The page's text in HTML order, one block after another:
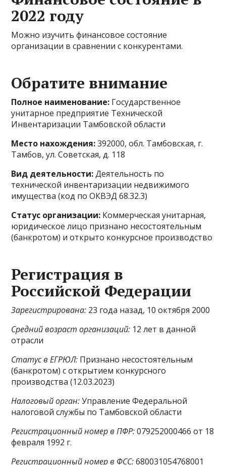
2022 году
Можно изучить финансовое состояние
организации в сравнении с конкурентами.
Обратите внимание
Полное наименование: Государственное
унитарное предприятие Технической
Инвентаризации Тамбовской области
Место нахождения:392000, обл. Тамбовская, г.
Тамбов, ул. Советская, д. 118
Вид деятельности:Деятельность по
технической инвентаризации недвижимого
имущества (код по ОКВЭД 68.32.3)
Статус организации: Коммерческая унитарная,
юридическое лицо признано несостоятельным
(банкротом) и открыто конкурсное производство
Регистрация в
Российской Федерации
Зарегистрирована: 23 года назад, 10 октября 2000
Средний возраст организаций: 12 лет в данной
отрасли
Статус в ЕГРЮЛ: Признано несостоятельным
(банкротом) с открытием конкурсного
производства (12.03.2023)
Налоговый орган:Управление Федеральной
налоговой службы по Тамбовской области
Регистрационный номер в ПФР:079252000466 от 18
февраля 1992 г.
Регистрационный номер в ФСС:680031054768001